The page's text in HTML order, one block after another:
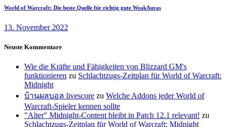
World of Warcraft: Die beste Quelle für richtig gute WeakAuras
13. November 2022
Neuste Kommentare
Wie die Kräfte und Fähigkeiten von Blizzard GM's
funktionieren zu Schlachtzugs-Zeitplan für World of Warcraft:
Midnight
บ้านผลบอล livescore zu Welche Addons jeder World of
Warcraft-Spieler kennen sollte
"Alter" Midnight-Content bleibt in Patch 12.1 relevant! zu
Schlachtzugs-Zeitplan für World of Warcraft: Midnight